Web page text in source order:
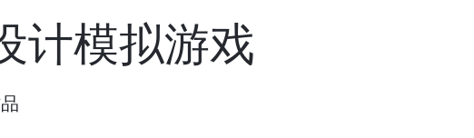
计模拟游戏